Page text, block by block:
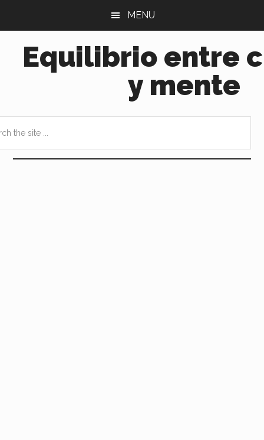
principal
lateral
MENU
Equilibrio entre
y mente